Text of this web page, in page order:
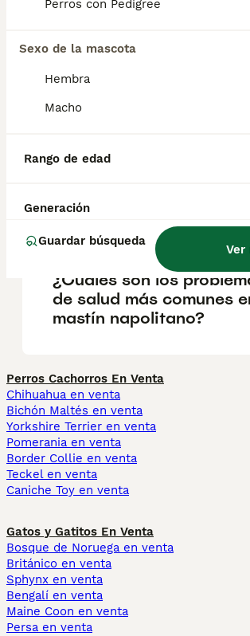
Perros con Pedigree
Sexo de la mascota
Hembra
Macho
Rango de edad
Generación
Guardar búsqueda
Ver
salud y el bienestar de los
de comprometerse siempre es la
¿El mastín napolitano es
¿Cuánto cuesta un
mastín napolitano?
¿Cuáles son los
de salud más comunes
mastín napolitano?
Perros Cachorros En Venta
Chihuahua en venta
Bichón Maltés en venta
Yorkshire Terrier en venta
Pomerania en venta
Border Collie en venta
Teckel en venta
Caniche Toy en venta
Gatos y Gatitos En Venta
Bosque de Noruega en venta
Británico en venta
Sphynx en venta
Bengalí en venta
Maine Coon en venta
Persa en venta